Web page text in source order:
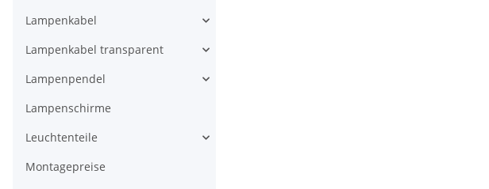
Lampenkabel
Lampenkabel transparent
Lampenpendel
Lampenschirme
Leuchtenteile
Montagepreise